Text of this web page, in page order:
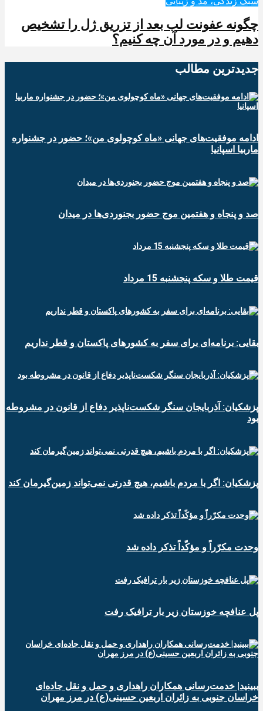
چگونه عفونت لب بعد از تزریق ژل را تشخیص
دهیم و در مورد آن چه کنیم؟
جدیدترین‌ مطالب
ادامه موفقیت‌های جهانی «ماه کوچولوی من»؛ حضور در جشنواره
ماربیا اسپانیا
صد و پنجاه و هفتمین موج حضور بجنوردی‌ها در میدان
قیمت طلا و سکه پنجشنبه 15 مرداد
بقایی: برنامه‌ای برای سفر به کشورهای پاکستان و قطر نداریم
پزشکیان: آذربایجان سنگر شکست‌ناپذیر دفاع از قانون در مشروطه
بود
پزشکیان: اگر با مردم باشیم، هیچ قدرتی نمی‌تواند زمین‌گیرمان کند
وحدت مکرّراً و مؤکّداً تذکر داده شد
پل عنافچه خوزستان زیر بار ترافیک رفت
ببینید| خدمت‌رسانی همکاران راهداری و حمل و نقل جاده‌ای
خراسان جنوبی به زائران اربعین حسینی(ع) در مرز مهران